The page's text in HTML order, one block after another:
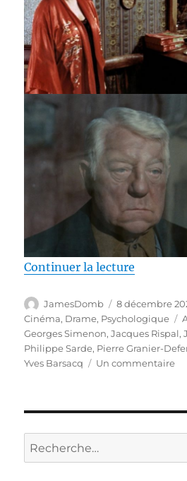
Continuer la lecture
Auteur
JamesDomb
Publié
le
8 décembre
Cinéma, Drame, Psychologique
Georges Simenon,Jacques Rispal,
Philippe Sarde, Pierre Granier-
Yves Barsacq
Un commentairesur
Le
Recherche
pour :